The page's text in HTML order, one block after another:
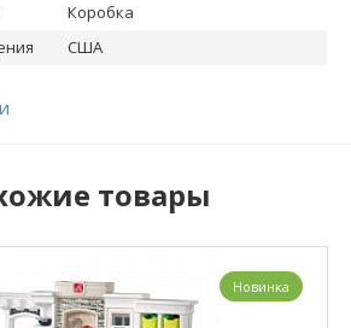
Коробка
США
товары
Новинка